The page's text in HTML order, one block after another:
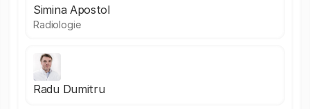
Simina Apostol
Radiologie
Radu Dumitru